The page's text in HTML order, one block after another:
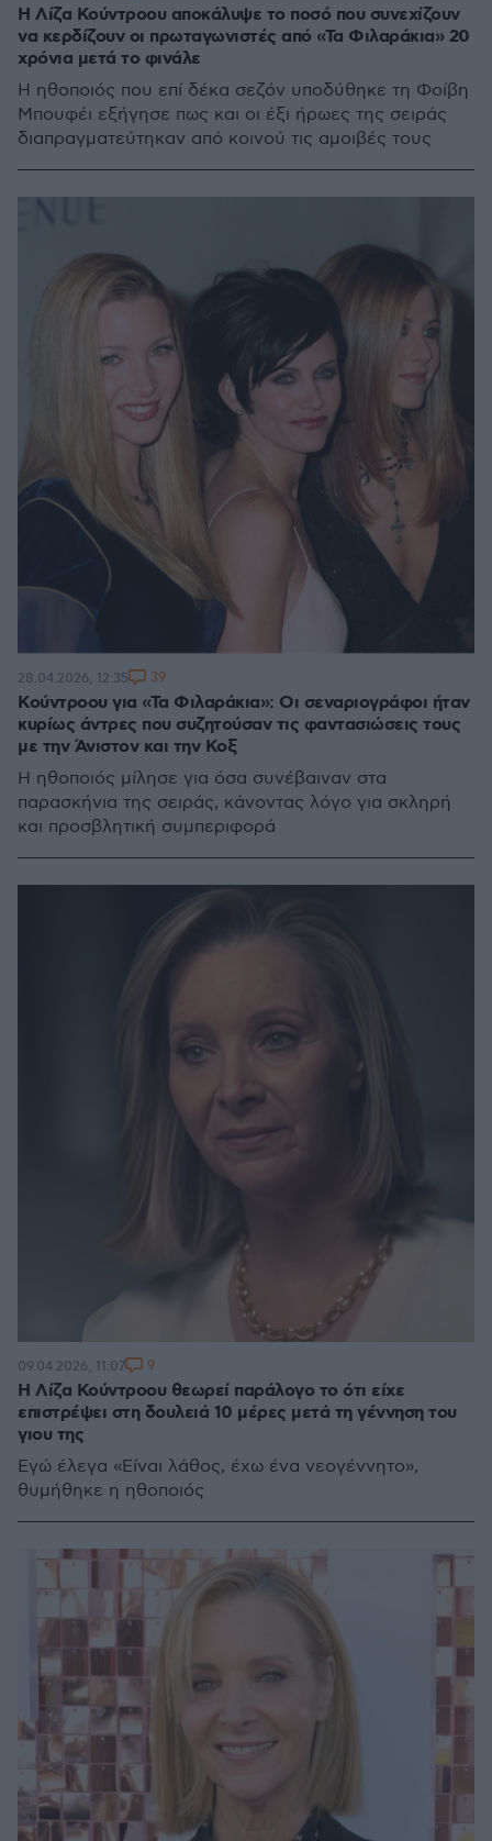
Η Λίζα Κούντροου αποκάλυψε το ποσό που συνεχίζουν
να κερδίζουν οι πρωταγωνιστές από «Τα Φιλαράκια» 20
χρόνια μετά το φινάλε
Η ηθοποιός που επί δέκα σεζόν υποδύθηκε τη Φοίβη
Μπουφέι εξήγησε πως και οι έξι ήρωες της σειράς
διαπραγματεύτηκαν από κοινού τις αμοιβές τους
Κούντροου για «Τα Φιλαράκια»: Οι σεναριογράφοι ήταν
κυρίως άντρες που συζητούσαν τις φαντασιώσεις τους
με την Άνιστον και την Κοξ
Η ηθοποιός μίλησε για όσα συνέβαιναν στα
παρασκήνια της σειράς, κάνοντας λόγο για σκληρή
και προσβλητική συμπεριφορά
28.04.2026, 12:35 39
Η Λίζα Κούντροου θεωρεί παράλογο το ότι είχε
επιστρέψει στη δουλειά 10 μέρες μετά τη γέννηση του
γιου της
Εγώ έλεγα «Είναι λάθος, έχω ένα νεογέννητο»,
θυμήθηκε η ηθοποιός
09.04.2026, 11:07 9